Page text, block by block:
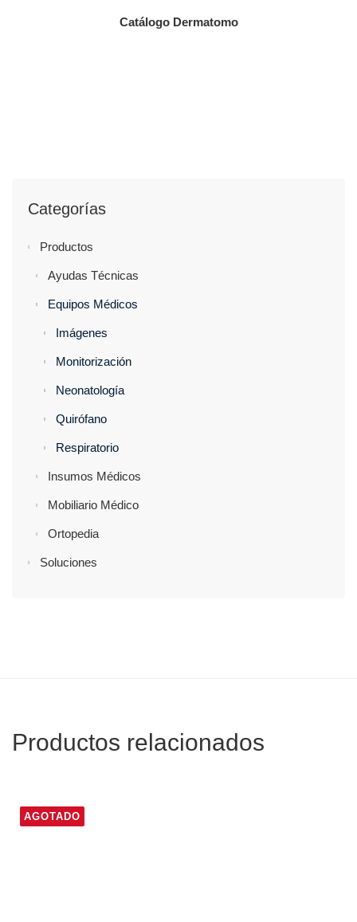
Categorías
Productos
Ayudas Técnicas
Equipos Médicos
Imágenes
Monitorización
Neonatología
Quirófano
Respiratorio
Insumos Médicos
Mobiliario Médico
Ortopedia
Soluciones
Catálogo Dermatomo
Productos relacionados
AGOTADO